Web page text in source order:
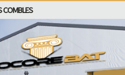
COMBLES